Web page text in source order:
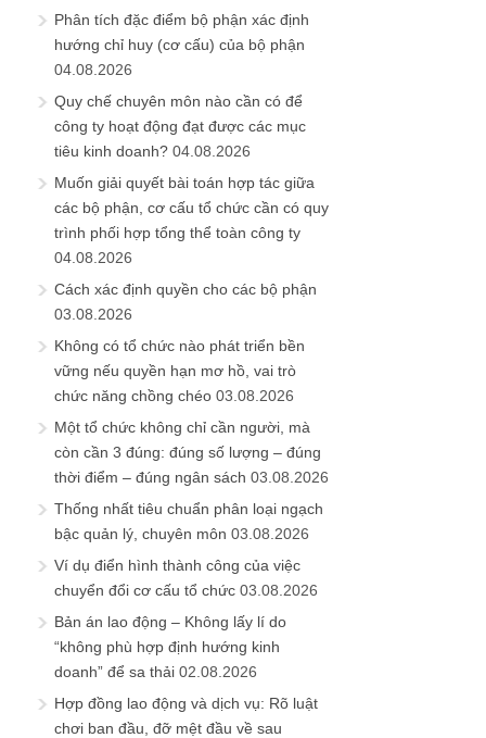
Phân tích đặc điểm bộ phận xác định
hướng chỉ huy (cơ cấu) của bộ phận
04.08.2026
Quy chế chuyên môn nào cần có để
công ty hoạt động đạt được các mục
tiêu kinh doanh? 04.08.2026
Muốn giải quyết bài toán hợp tác giữa
các bộ phận, cơ cấu tổ chức cần có quy
trình phối hợp tổng thể toàn công ty
04.08.2026
Cách xác định quyền cho các bộ phận
03.08.2026
Không có tổ chức nào phát triển bền
vững nếu quyền hạn mơ hồ, vai trò
chức năng chồng chéo 03.08.2026
Một tổ chức không chỉ cần người, mà
còn cần 3 đúng: đúng số lượng – đúng
thời điểm – đúng ngân sách 03.08.2026
Thống nhất tiêu chuẩn phân loại ngạch
bậc quản lý, chuyên môn 03.08.2026
Ví dụ điển hình thành công của việc
chuyển đổi cơ cấu tổ chức 03.08.2026
Bản án lao động – Không lấy lí do
“không phù hợp định hướng kinh
doanh” để sa thải 02.08.2026
Hợp đồng lao động và dịch vụ: Rõ luật
chơi ban đầu, đỡ mệt đầu về sau